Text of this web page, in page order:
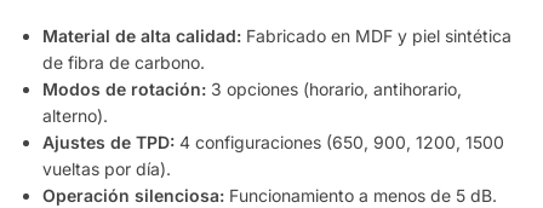
Material de alta calidad: Fabricado en MDF y piel sintética
de fibra de carbono.
Modos de rotación: 3 opciones (horario, antihorario,
alterno).
Ajustes de TPD: 4 configuraciones (650, 900, 1200, 1500
vueltas por día).
Operación silenciosa: Funcionamiento a menos de 5 dB.